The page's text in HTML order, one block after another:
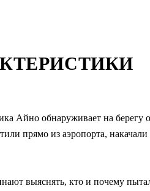
Айно обнаруживает на берегу
прямо из аэропорта,
выяснять, кто и почему